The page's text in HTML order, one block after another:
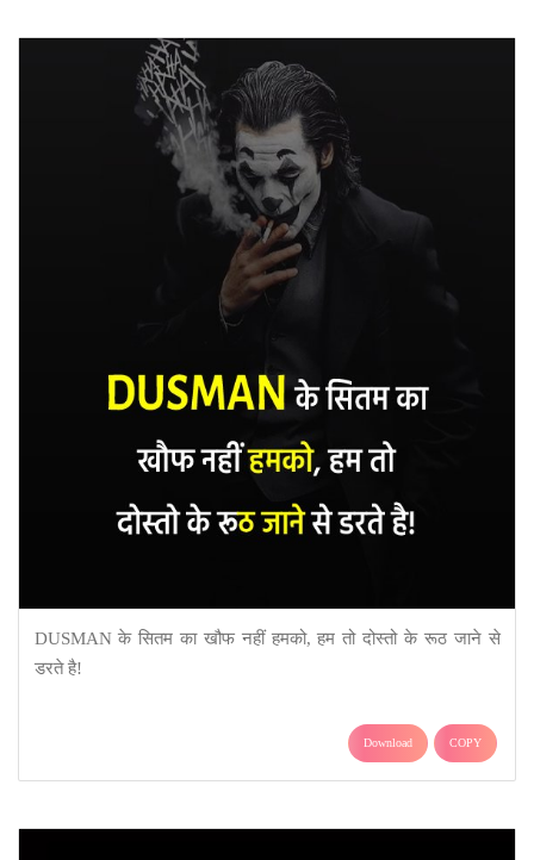
DUSMAN के सितम का खौफ नहीं हमको, हम तो दोस्तो के रूठ जाने से
डरते है!
Download COPY